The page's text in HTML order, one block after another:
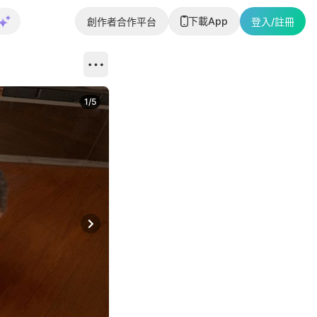
創作者合作平台 下載App 登入/註冊
Next slide
1/5